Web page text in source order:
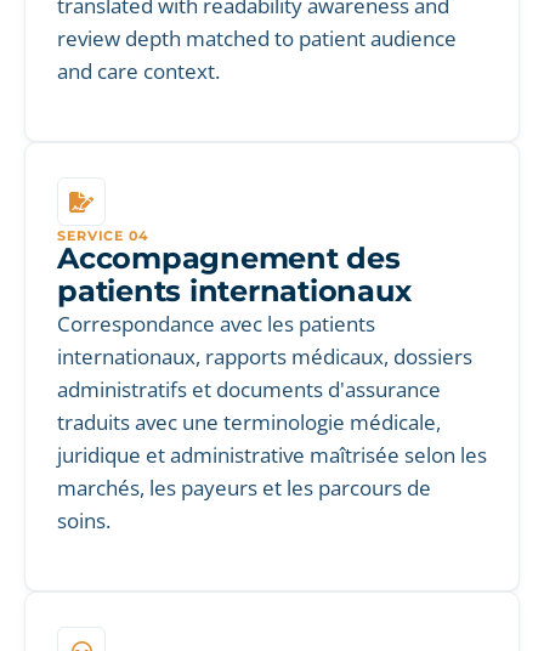
review depth matched to patient audience
and care context.
SERVICE 04
Accompagnement des
patients internationaux
Correspondance avec les patients
internationaux, rapports médicaux, dossiers
administratifs et documents d'assurance
traduits avec une terminologie médicale,
juridique et administrative maîtrisée selon les
marchés, les payeurs et les parcours de
soins.